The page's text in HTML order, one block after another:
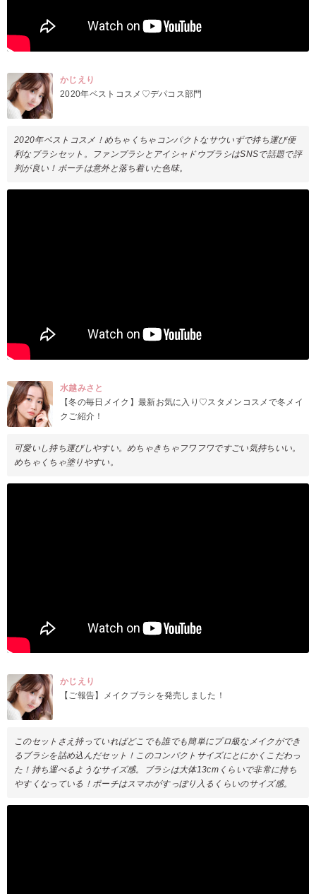
かじえり
2020年ベストコスメ♡デパコス部門
2020年ベストコスメ！めちゃくちゃコンパクトなサウいずで持ち運び便
利なブラシセット。ファンブラシとアイシャドウブラシはSNSで話題で評
判が良い！ポーチは意外と落ち着いた色味。
水越みさと
【冬の毎日メイク】最新お気に入り♡スタメンコスメで冬メイ
クご紹介！
可愛いし持ち運びしやすい。めちゃきちゃフワフワですごい気持ちいい。
めちゃくちゃ塗りやすい。
かじえり
【ご報告】メイクブラシを発売しました！
このセットさえ持っていればどこでも誰でも簡単にプロ級なメイクができ
るブラシを詰め込んだセット！このコンパクトサイズにとにかくこだわっ
た！持ち運べるようなサイズ感。ブラシは大体13cmくらいで非常に持ち
やすくなっている！ポーチはスマホがすっぽり入るくらいのサイズ感。